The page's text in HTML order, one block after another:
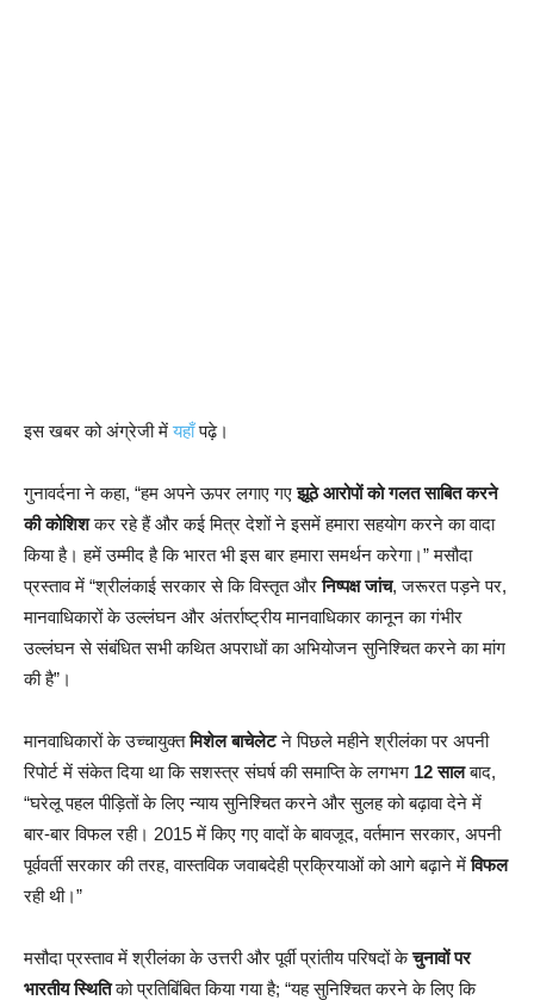
इस खबर को अंग्रेजी मेंयहाँपढ़े।
गुनावर्दना ने कहा, “हम अपने ऊपर लगाए गएझूठे आरोपों को गलत साबित करने
की कोशिशकर रहे हैं और कई मित्र देशों ने इसमें हमारा सहयोग करने का वादा
किया है। हमें उम्मीद है कि भारत भी इस बार हमारा समर्थन करेगा।” मसौदा
प्रस्ताव में “श्रीलंकाई सरकार से कि विस्तृत औरनिष्पक्ष जांच, जरूरत पड़ने पर,
मानवाधिकारों के उल्लंघन और अंतर्राष्ट्रीय मानवाधिकार कानून का गंभीर
उल्लंघन से संबंधित सभी कथित अपराधों का अभियोजन सुनिश्चित करने का मांग
की है”।
मानवाधिकारों के उच्चायुक्तमिशेल बाचेलेटने पिछले महीने श्रीलंका पर अपनी
रिपोर्ट में संकेत दिया था कि सशस्त्र संघर्ष की समाप्ति के लगभग 12 सालबाद,
“घरेलू पहल पीड़ितों के लिए न्याय सुनिश्चित करने और सुलह को बढ़ावा देने में
बार-बार विफल रही। 2015 में किए गए वादों के बावजूद, वर्तमान सरकार, अपनी
पूर्ववर्ती सरकार की तरह, वास्तविक जवाबदेही प्रक्रियाओं को आगे बढ़ाने मेंविफल
रही थी।”
मसौदा प्रस्ताव में श्रीलंका के उत्तरी और पूर्वी प्रांतीय परिषदों केचुनावों पर
भारतीय स्थितिको प्रतिबिंबित किया गया है; “यह सुनिश्चित करने के लिए कि